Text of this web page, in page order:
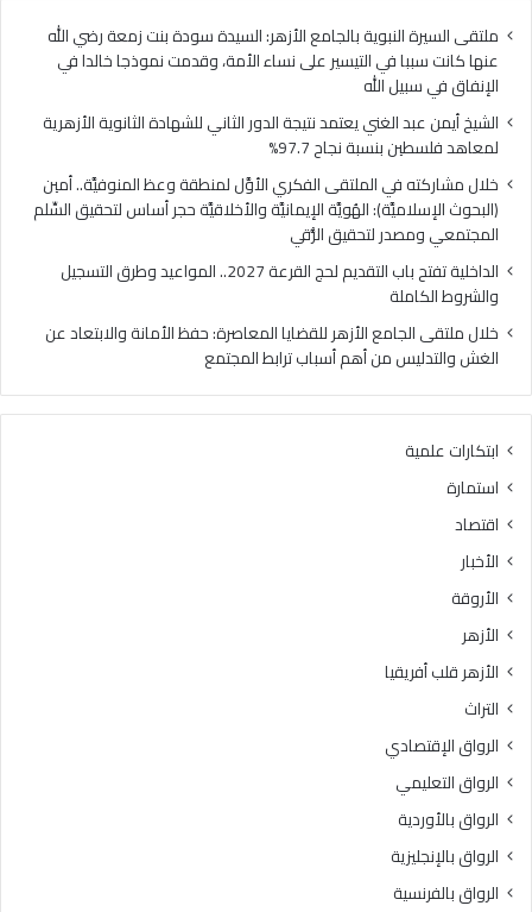
بنسبة
نجاح
97.7%
ملتقى السيرة النبوية بالجامع الأزهر: السيدة سودة بنت زمعة رضي الله
عنها كانت سببا في التيسير على نساء الأمة، وقدمت نموذجا خالدا في
الإنفاق في سبيل الله
الشيخ أيمن عبد الغني يعتمد نتيجة الدور الثاني للشهادة الثانوية الأزهرية
لمعاهد فلسطين بنسبة نجاح 97.7%
خلال مشاركته في الملتقى الفكري الأوَّل لمنطقة وعظ المنوفيَّة.. أمين
(البحوث الإسلاميَّة): الهُويَّة الإيمانيَّة والأخلاقيَّة حجر أساس لتحقيق السِّلم
المجتمعي ومصدر لتحقيق الرُّقي
الداخلية تفتح باب التقديم لحج القرعة 2027.. المواعيد وطرق التسجيل
والشروط الكاملة
خلال ملتقى الجامع الأزهر للقضايا المعاصرة: حفظ الأمانة والابتعاد عن
الغش والتدليس من أهم أسباب ترابط المجتمع
ابتكارات علمية
استمارة
اقتصاد
الأخبار
الأروقة
الأزهر
الأزهر قلب أفريقيا
التراث
الرواق الإقتصادي
الرواق التعليمي
الرواق بالأوردية
الرواق بالإنجليزية
الرواق بالفرنسية